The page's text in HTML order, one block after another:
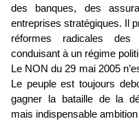
des banques, des
entreprises stratégiques. Il
réformes radicales
conduisant à un régime
Le NON du 29 mai 2005
Le peuple est toujours
gagner la bataille de la
mais indispensable ambition